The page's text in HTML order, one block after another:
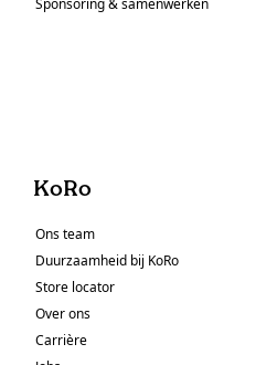
Sponsoring & samenwerken
KoRo
Ons team
Duurzaamheid bij KoRo
Store locator
Over ons
Carrière